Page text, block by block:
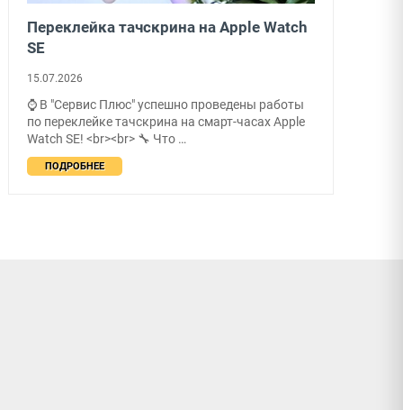
Переклейка тачскрина на Apple Watch
SE
15.07.2026
⌚ В "Сервис Плюс" успешно проведены работы
по переклейке тачскрина на смарт-часах Apple
Watch SE! <br><br> 🔧 Что …
ПОДРОБНЕЕ